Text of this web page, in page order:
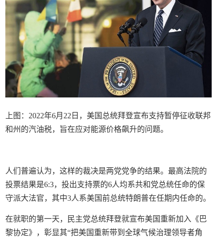
上图：2022年6月22日，美国总统拜登宣布支持暂停征收联邦
和州的汽油税，旨在应对能源价格飙升的问题。
人们普遍认为，这样的裁决是两党党争的结果。最高法院的
投票结果是6:3，投出支持票的6人均系共和党总统任命的保
守派大法官，其中3人系美国前总统特朗普在任期内任命的。
在就职的第一天，民主党总统拜登就宣布美国重新加入《巴
黎协定》，彰显其“把美国重新带到全球气候治理领导者角